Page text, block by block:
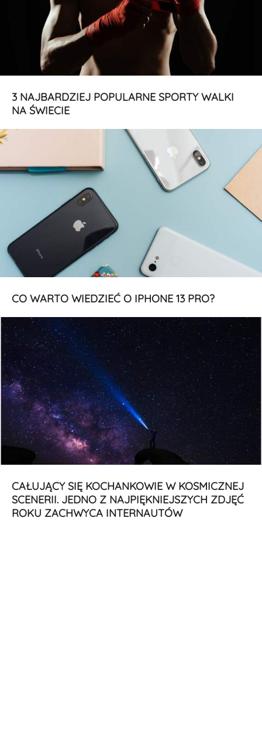
3 NAJBARDZIEJ POPULARNE SPORTY WALKI
NA ŚWIECIE
CO WARTO WIEDZIEĆ O IPHONE 13 PRO?
CAŁUJĄCY SIĘ KOCHANKOWIE W KOSMICZNEJ
SCENERII. JEDNO Z NAJPIĘKNIEJSZYCH ZDJĘĆ
ROKU ZACHWYCA INTERNAUTÓW